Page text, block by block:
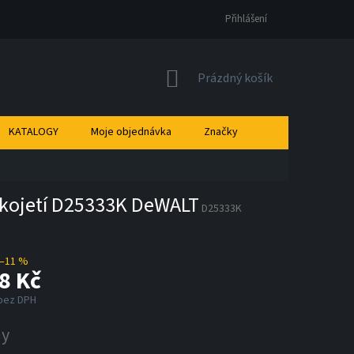
Přihlášení
NÁKUPNÍ
Prázdný košík
KATALOGY Moje objednávka Značky
D25333K DeWALT D25333K
–11 %
Kč
DPH